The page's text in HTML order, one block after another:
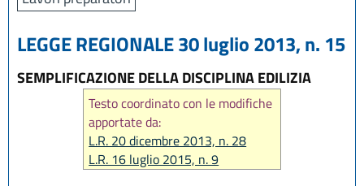
LEGGE REGIONALE 30 luglio 2013, n. 15
SEMPLIFICAZIONE DELLA DISCIPLINA EDILIZIA
Testo coordinato con le modifiche
apportate da:
L.R. 20 dicembre 2013, n. 28
L.R. 16 luglio 2015, n. 9